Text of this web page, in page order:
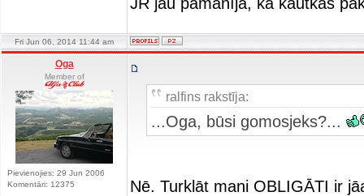
Fri Jun 06, 2014 11:44 am
Oga
Member of
Pievienojies: 29 Jun 2006
Komentāri: 12375
ralfins rakstīja:
...Oga, būsi gomosjeks?...
Nē. Turklāt mani OBLIGĀTI ir